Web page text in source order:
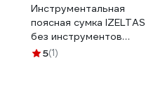
Инструментальная
поясная сумка IZELTAS
без инструментов
8430331000
5(1)